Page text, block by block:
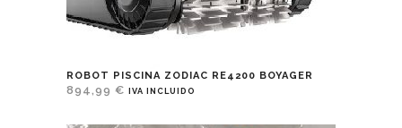
ROBOT PISCINA ZODIAC RE4200 BOYAGER
894,99 € IVA INCLUIDO